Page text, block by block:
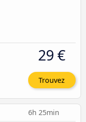
29 €
Trouvez
6h 25min